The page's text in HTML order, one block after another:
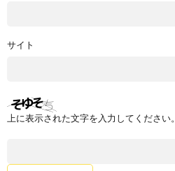
サイト
上に表示された文字を入力してください。